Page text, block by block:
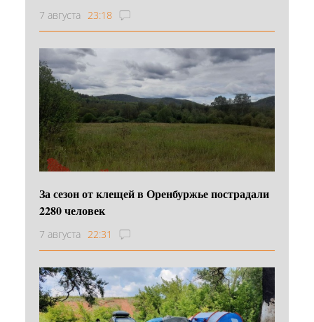
7 августа 23:18
За сезон от клещей в Оренбуржье пострадали
2280 человек
7 августа 22:31